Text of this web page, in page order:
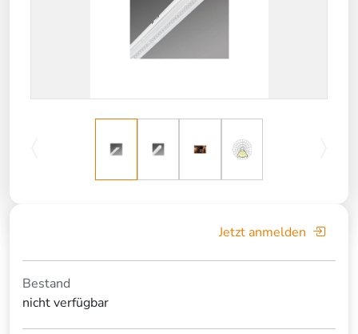
Jetzt anmelden
Bestand
nicht verfügbar